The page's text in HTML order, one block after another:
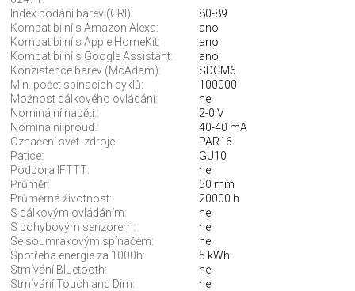
Index podání barev (CRI):
80-89
Kompatibilní s Amazon Alexa:
ano
Kompatibilní s Apple HomeKit:
ano
Kompatibilní s Google Assistant:
ano
Konzistence barev (McAdam):
SDCM6
Min. počet spínacích cyklů:
100000
Možnost dálkového ovládání:
ne
Nominální napětí.:
2-0 V
Nominální proud.:
40-40 mA
Označení svět. zdroje:
PAR16
Patice:
GU10
Podpora IFTTT:
ne
Průměr:
50 mm
Průměrná životnost:
20000 h
S dálkovým ovládáním:
ne
S pohybovým senzorem:
ne
Se soumrakovým spínačem:
ne
Spotřeba energie za 1000h:
5 kWh
Stmívání Bluetooth:
ne
Stmívání Touch and Dim:
ne